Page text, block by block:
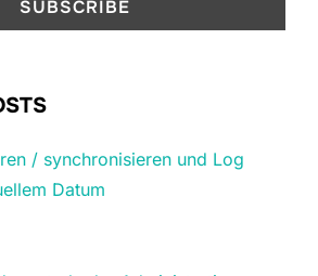
/ synchronisieren und Log
Datum